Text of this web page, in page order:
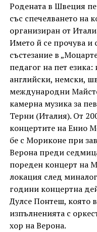
Родената в Швеция
със спечелването на
организиран от
Името й се прочува и
състезание в
педагог на пет
английски, немски,
международни
камерна музика за
Терни (Италия). От
концертите на Енио
бе с Мориконе при
Верона преди
пореден концерт на
локация след
години концертна
Дулсе Понтеш, която
изпълненията с
хор на Верона.